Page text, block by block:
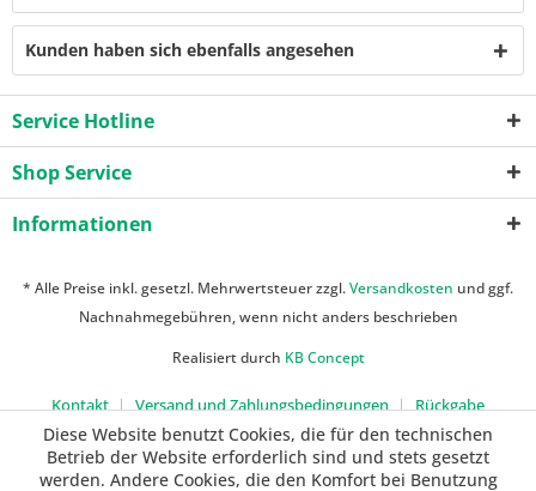
Kunden haben sich ebenfalls angesehen
Service Hotline
Shop Service
Informationen
* Alle Preise inkl. gesetzl. Mehrwertsteuer zzgl.Versandkosten und ggf.
Nachnahmegebühren, wenn nicht anders beschrieben
Realisiert durch KB Concept
Kontakt Versand und Zahlungsbedingungen Rückgabe
Diese Website benutzt Cookies, die für den technischen
Betrieb der Website erforderlich sind und stets gesetzt
werden. Andere Cookies, die den Komfort bei Benutzung